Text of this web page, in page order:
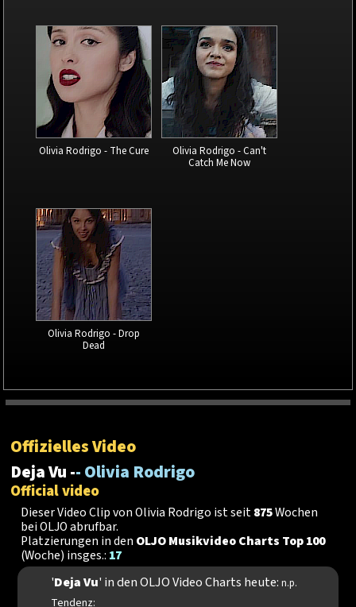
Olivia Rodrigo - The Cure
Olivia Rodrigo - Can't
Catch Me Now
Olivia Rodrigo - Drop
Dead
Offizielles Video
Deja Vu -- Olivia Rodrigo
Official video
Dieser Video Clip von Olivia Rodrigo ist seit875Wochen
bei OLJO abrufbar.
Platzierungen in den OLJO Musikvideo Charts Top 100
(Woche) insges.: 17
'Deja Vu' in den OLJO Video Charts heute: n.p.
Tendenz: